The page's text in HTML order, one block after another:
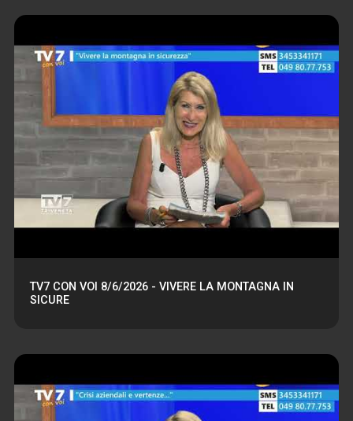
TV7 CON VOI 8/6/2026 - VIVERE LA MONTAGNA IN
SICURE